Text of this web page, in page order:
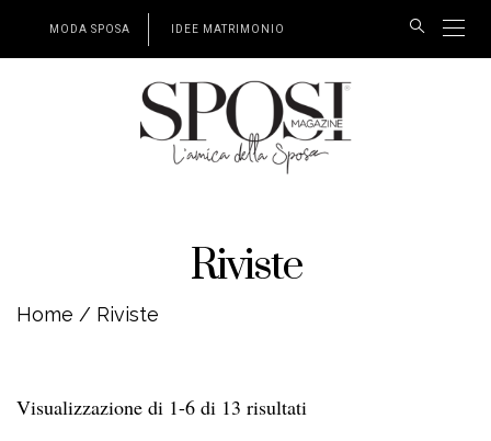
MODA SPOSA IDEE MATRIMONIO
Riviste
Home / Riviste
Visualizzazione di 1-6 di 13 risultati